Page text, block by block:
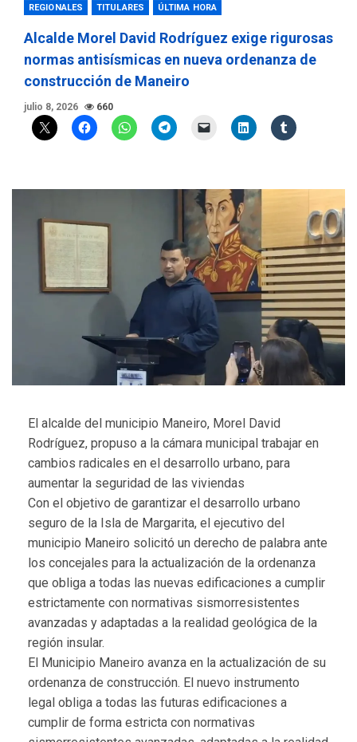
REGIONALES TITULARES ÚLTIMA HORA
Alcalde Morel David Rodríguez exige rigurosas
normas antisísmicas en nueva ordenanza de
construcción de Maneiro
julio 8, 2026 660
El alcalde del municipio Maneiro, Morel David
Rodríguez, propuso a la cámara municipal trabajar en
cambios radicales en el desarrollo urbano, para
aumentar la seguridad de las viviendas
Con el objetivo de garantizar el desarrollo urbano
seguro de la Isla de Margarita, el ejecutivo del
municipio Maneiro solicitó un derecho de palabra ante
los concejales para la actualización de la ordenanza
que obliga a todas las nuevas edificaciones a cumplir
estrictamente con normativas sismorresistentes
avanzadas y adaptadas a la realidad geológica de la
región insular.
El Municipio Maneiro avanza en la actualización de su
ordenanza de construcción. El nuevo instrumento
legal obliga a todas las futuras edificaciones a
cumplir de forma estricta con normativas